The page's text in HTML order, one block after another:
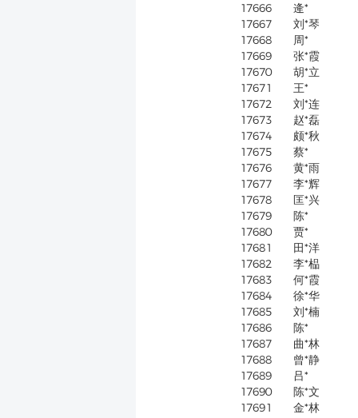
17666
逄*
17667
刘*琴
17668
周*
17669
张*霞
17670
胡*立
17671
王*
17672
刘*连
17673
赵*磊
17674
颇*秋
17675
蔡*
17676
黄*雨
17677
李*辉
17678
匡*兴
17679
陈*
17680
贾*
17681
田*洋
17682
李*榀
17683
何*霞
17684
徐*华
17685
刘*楠
17686
陈*
17687
曲*林
17688
曾*静
17689
吕*
17690
陈*文
17691
金*林